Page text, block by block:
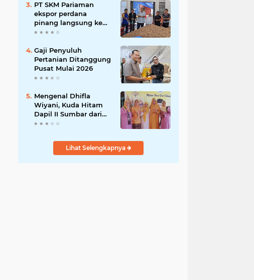
PT SKM Pariaman
ekspor perdana
pinang langsung ke
India
Gaji Penyuluh
Pertanian Ditanggung
Pusat Mulai 2026
Mengenal Dhifla
Wiyani, Kuda Hitam
Dapil II Sumbar dari
Golkar
Lihat Selengkapnya